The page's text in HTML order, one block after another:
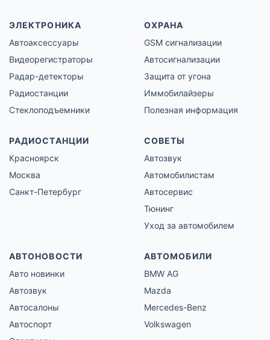
ЭЛЕКТРОНИКА
Автоаксессуары
Видеорегистраторы
Радар-детекторы
Радиостанции
Стеклоподъемники
ОХРАНА
GSM сигнализации
Автосигнализации
Защита от угона
Иммобилайзеры
Полезная информация
РАДИОСТАНЦИИ
Красноярск
Москва
Санкт-Петербург
СОВЕТЫ
Автозвук
Автомобилистам
Автосервис
Тюнинг
Уход за автомобилем
АВТОНОВОСТИ
Авто новинки
Автозвук
Автосалоны
Автоспорт
АВТОМОБИЛИ
BMW AG
Mazda
Mercedes-Benz
Volkswagen